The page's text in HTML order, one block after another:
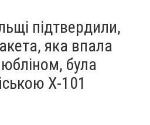
підтвердили,
яка впала
була
Х-101